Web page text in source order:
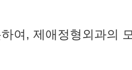
여, 제애정형외과의